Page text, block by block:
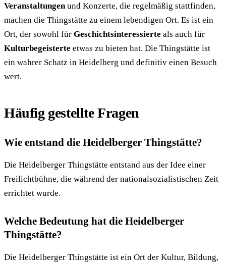
Veranstaltungen und Konzerte, die regelmäßig stattfinden,
machen die Thingstätte zu einem lebendigen Ort. Es ist ein
Ort, der sowohl für Geschichtsinteressierte als auch für
Kulturbegeisterte etwas zu bieten hat. Die Thingstätte ist
ein wahrer Schatz in Heidelberg und definitiv einen Besuch
wert.
Häufig gestellte Fragen
Wie entstand die Heidelberger Thingstätte?
Die Heidelberger Thingstätte entstand aus der Idee einer
Freilichtbühne, die während der nationalsozialistischen Zeit
errichtet wurde.
Welche Bedeutung hat die Heidelberger
Thingstätte?
Die Heidelberger Thingstätte ist ein Ort der Kultur, Bildung,